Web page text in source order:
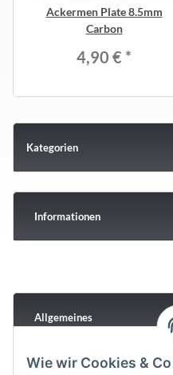
Ackermen Plate 8.5mm
Carbon
4,90 € *
Kategorien
Informationen
Allgemeines
Wie wir Cookies &